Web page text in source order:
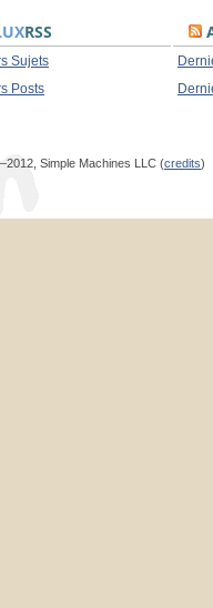
RSS
Sujets
Posts
Simple Machines LLC (credits)